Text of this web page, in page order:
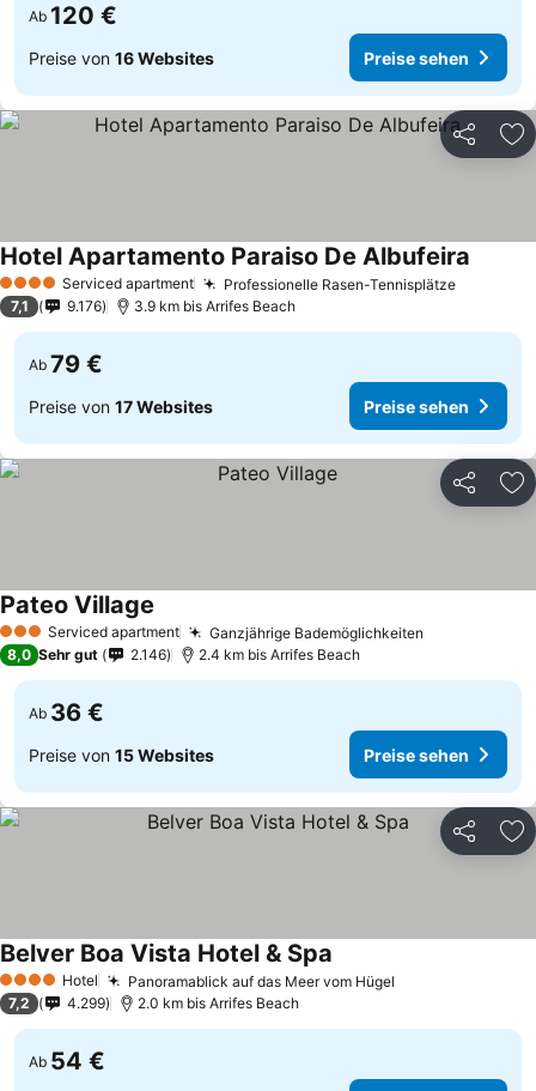
Ab 120 €
Preise von 16 Websites Preise sehen
Teilen
4 Sterne Serviced apartment Professionelle Rasen-Tennisplätze
Hotel Apartamento Paraiso De Albufeira
7,1 9.176 3.9 km bis Arrifes Beach
Ab 79 €
Preise von 17 Websites Preise sehen
Teilen
3 SterneServiced apartment Ganzjährige Bademöglichkeiten
Pateo Village
8,0 Sehr gut 2.146 2.4 km bis Arrifes Beach
Ab 36 €
Preise von 15 Websites Preise sehen
Teilen
4 Sterne Hotel Panoramablick auf das Meer vom Hügel
Belver Boa Vista Hotel & Spa
7,2 4.299 2.0 km bis Arrifes Beach
Ab 54 €